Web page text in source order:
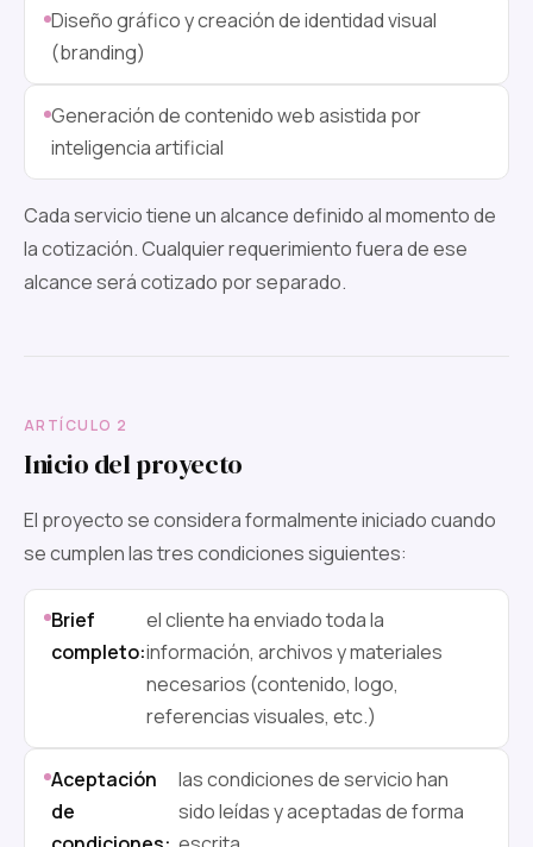
Diseño gráfico y creación de identidad visual
(branding)
Generación de contenido web asistida por
inteligencia artificial
Cada servicio tiene un alcance definido al momento de
la cotización. Cualquier requerimiento fuera de ese
alcance será cotizado por separado.
ARTÍCULO 2
Inicio del proyecto
El proyecto se considera formalmente iniciado cuando
se cumplen las tres condiciones siguientes:
Brief
completo:
el cliente ha enviado toda la
información, archivos y materiales
necesarios (contenido, logo,
referencias visuales, etc.)
Aceptación
de
las condiciones de servicio han
sido leídas y aceptadas de forma